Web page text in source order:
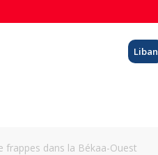
Liban
frappes dans la Békaa-Ouest